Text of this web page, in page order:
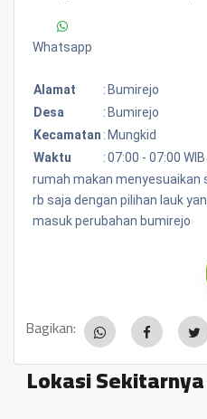
Whatsapp
Alamat : Bumirejo
Desa
: Bumirejo
Kecamatan : Mungkid
Waktu
:07:00 - 07:00 WIB
rumah makan menyesuaikan
rb saja dengan pilihan lauk
masuk perubahan bumirejo
Bagikan:
Lokasi Sekitarnya